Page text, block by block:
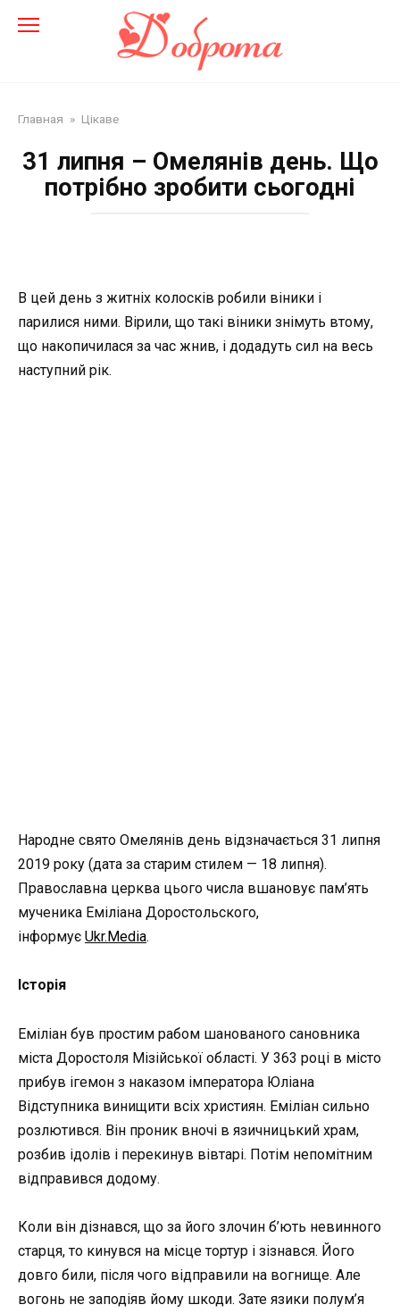
Главная » Цікаве
31 липня – Омелянів день. Що
потрібно зробити сьогодні
В цей день з житніх колосків робили віники і
парилися ними. Вірили, що такі віники знімуть втому,
що накопичилася за час жнив, і додадуть сил на весь
наступний рік.
Народне свято Омелянів день відзначається 31 липня
2019 року (дата за старим стилем — 18 липня).
Православна церква цього числа вшановує пам’ять
мученика Еміліана Доростольского,
інформує Ukr.Media.
Історія
Еміліан був простим рабом шанованого сановника
міста Доростоля Мізійської області. У 363 році в місто
прибув ігемон з наказом імператора Юліана
Відступника винищити всіх християн. Еміліан сильно
розлютився. Він проник вночі в язичницький храм,
розбив ідолів і перекинув вівтарі. Потім непомітним
відправився додому.
Коли він дізнався, що за його злочин б’ють невинного
старця, то кинувся на місце тортур і зізнався. Його
довго били, після чого відправили на вогнище. Але
вогонь не заподіяв йому шкоди. Зате язики полум’я